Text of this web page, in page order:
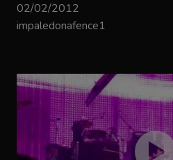
02/02/2012
impaledonafence1